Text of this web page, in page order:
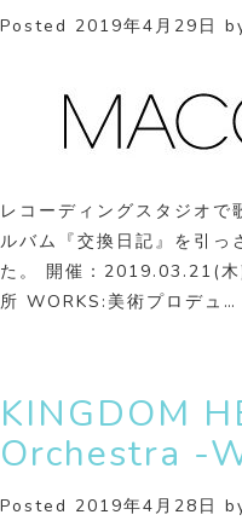
Posted 2019年4月29日
レコーディングスタジオで
ルバム『交換日記』を引っ
た。 開催：2019.03.21(
所 WORKS:美術プロデュ…
KINGDOM
Orchestra -
Posted 2019年4月28日